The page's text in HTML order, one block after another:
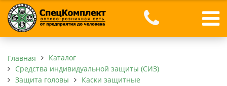
Главная
Каталог
Средства индивидуальной защиты (СИЗ)
Защита головы
Каски защитные